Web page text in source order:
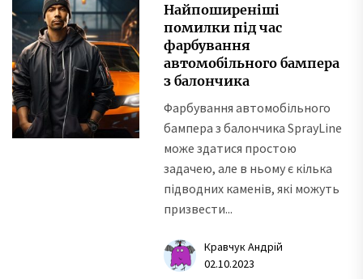
Найпоширеніші
помилки під час
фарбування
автомобільного бампера
з балончика
Фарбування автомобільного
бампера з балончика SprayLine
може здатися простою
задачею, але в ньому є кілька
підводних каменів, які можуть
призвести...
Кравчук Андрій
02.10.2023